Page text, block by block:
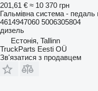
201,61 € ≈ 10 370 грн
Гальмівна система - педаль
4614947060 5006305804
дизель
Естонія, Tallinn
TruckParts Eesti OÜ
Зв'язатися з продавцем